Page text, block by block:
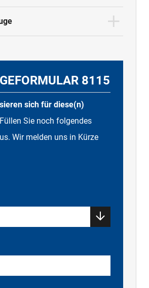
8115
sich für diese(n)
Füllen Sie noch folgendes
Wir melden uns in Kürze